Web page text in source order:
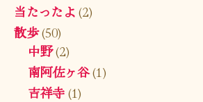
当たったよ(2)
散歩(50)
中野(2)
南阿佐ヶ谷(1)
吉祥寺(1)